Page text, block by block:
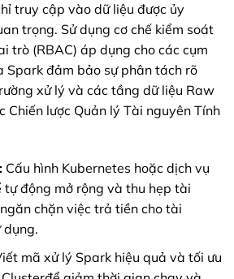
truy cập vào dữ liệu được ủy
trọng. Sử dụng cơ chế kiểm soát
trò (RBAC) áp dụng cho các cụm
Spark đảm bảo sự phân tách rõ
xử lý và các tầng dữ liệu Raw
Chiến lược Quản lý Tài nguyên Tính
Cấu hình Kubernetes hoặc dịch vụ
tự động mở rộng và thu hẹp tài
chặn việc trả tiền cho tài
dụng.
mã xử lý Spark hiệu quả và tối ưu